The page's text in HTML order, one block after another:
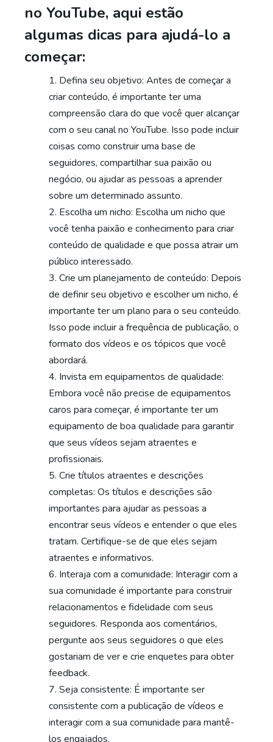
no YouTube, aqui estão
algumas dicas para ajudá-lo a
começar:
Defina seu objetivo: Antes de começar a
criar conteúdo, é importante ter uma
compreensão clara do que você quer alcançar
com o seu canal no YouTube. Isso pode incluir
coisas como construir uma base de
seguidores, compartilhar sua paixão ou
negócio, ou ajudar as pessoas a aprender
sobre um determinado assunto.
Escolha um nicho: Escolha um nicho que
você tenha paixão e conhecimento para criar
conteúdo de qualidade e que possa atrair um
público interessado.
Crie um planejamento de conteúdo: Depois
de definir seu objetivo e escolher um nicho, é
importante ter um plano para o seu conteúdo.
Isso pode incluir a frequência de publicação, o
formato dos vídeos e os tópicos que você
abordará.
Invista em equipamentos de qualidade:
Embora você não precise de equipamentos
caros para começar, é importante ter um
equipamento de boa qualidade para garantir
que seus vídeos sejam atraentes e
profissionais.
Crie títulos atraentes e descrições
completas: Os títulos e descrições são
importantes para ajudar as pessoas a
encontrar seus vídeos e entender o que eles
tratam. Certifique-se de que eles sejam
atraentes e informativos.
Interaja com a comunidade: Interagir com a
sua comunidade é importante para construir
relacionamentos e fidelidade com seus
seguidores. Responda aos comentários,
pergunte aos seus seguidores o que eles
gostariam de ver e crie enquetes para obter
feedback.
Seja consistente: É importante ser
consistente com a publicação de vídeos e
interagir com a sua comunidade para mantê-
los engajados.